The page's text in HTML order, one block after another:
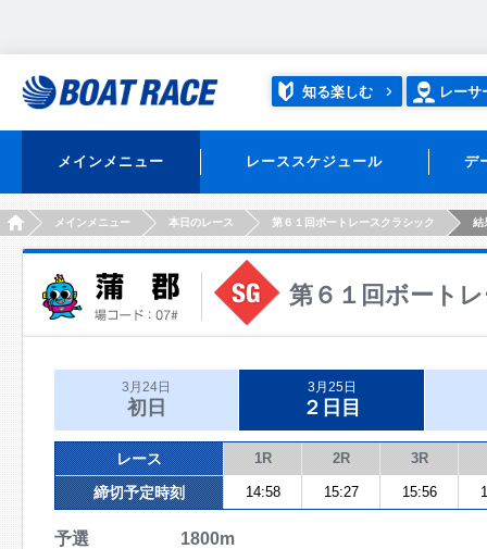
知る楽しむ レーサ
メインメニュー レーススケジュール デ
HOMEメインメニュー 本日のレース 第６１回ボートレースクラシック 結
第６１回ボート
3月24日
初日
3月25日
２日目
レース 1R 2R 3R
締切予定時刻 14:58 15:27 15:56
予選 1800m